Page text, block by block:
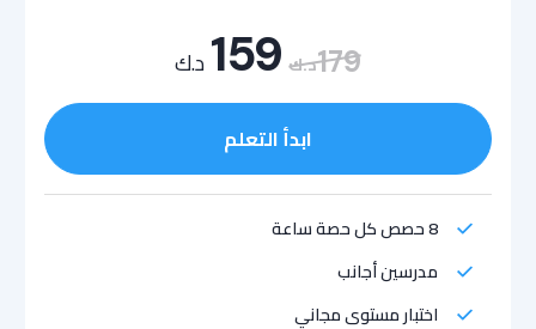
د.ك159 د.ك179
ابدأ التعلم
8 حصص كل حصة ساعة
مدرسين أجانب
اختبار مستوى مجاني